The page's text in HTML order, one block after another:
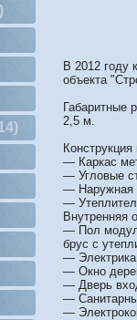
В 2012 году
объекта
Габаритные
2,5 м.
— Каркас
— Угловые
— Наружная
—
Внутренняя
— Пол
брус с
— Электрика
— Окно
— Дверь
—
—